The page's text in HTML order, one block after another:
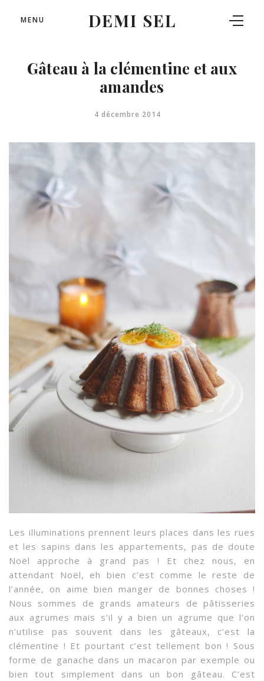
DEMI SEL
MENU
Gâteau à la clémentine et aux
amandes
4 décembre 2014
Les illuminations prennent leurs places dans les rues
et les sapins dans les appartements, pas de doute
Noël approche à grand pas ! Et chez nous, en
attendant Noël, eh bien c’est comme le reste de
l’année, on aime bien manger de bonnes choses !
Nous sommes de grands amateurs de pâtisseries
aux agrumes mais s’il y a bien un agrume que l’on
n’utilise pas souvent dans les gâteaux, c’est la
clémentine ! Et pourtant c’est tellement bon ! Sous
forme de ganache dans un macaron par exemple ou
bien tout simplement dans un bon gâteau. C’est